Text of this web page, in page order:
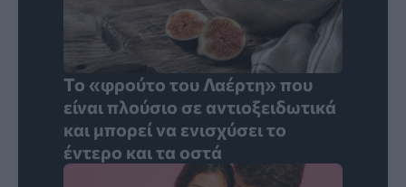
Το «φρούτο του Λαέρτη» που
είναι πλούσιο σε αντιοξειδωτικά
και μπορεί να ενισχύσει το
έντερο και τα οστά